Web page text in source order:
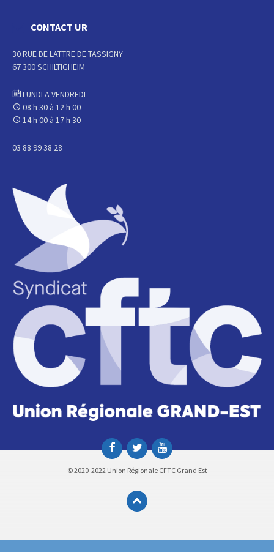
CONTACT UR
30 RUE DE LATTRE DE TASSIGNY
67 300 SCHILTIGHEIM
LUNDI A VENDREDI
08 h 30 à 12 h 00
14 h 00 à 17 h 30
03 88 99 38 28
© 2020-2022 Union Régionale CFTC Grand Est